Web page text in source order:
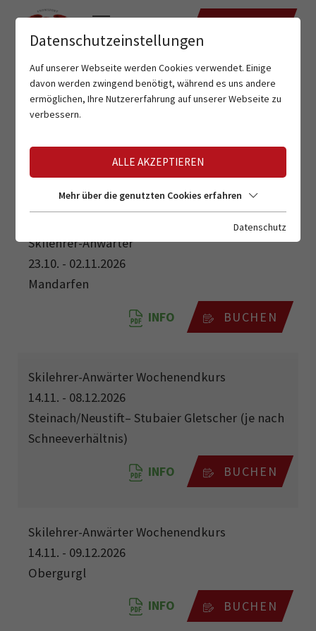
SKILEHRER-ANWÄRTER
Skilehrer-Anwärter
23.10. - 02.11.2026
Mandarfen
INFO BUCHEN
Skilehrer-Anwärter Wochenendkurs
14.11. - 08.12.2026
Steinach/Neustift– Stubaier Gletscher (je nach
Schneeverhältnis)
INFO BUCHEN
Skilehrer-Anwärter Wochenendkurs
14.11. - 09.12.2026
Obergurgl
INFO BUCHEN
Datenschutzeinstellungen
Auf unserer Webseite werden Cookies verwendet. Einige
davon werden zwingend benötigt, während es uns andere
ermöglichen, Ihre Nutzererfahrung auf unserer Webseite zu
verbessern.
ALLE AKZEPTIEREN
Mehr über die genutzten Cookies erfahren
Datenschutz